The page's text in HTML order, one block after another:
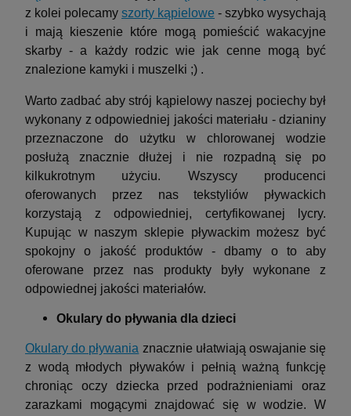
z kolei polecamy szorty kąpielowe - szybko wysychają
i mają kieszenie które mogą pomieścić wakacyjne
skarby - a każdy rodzic wie jak cenne mogą być
znalezione kamyki i muszelki ;) .
Warto zadbać aby strój kąpielowy naszej pociechy był
wykonany z odpowiedniej jakości materiału - dzianiny
przeznaczone do użytku w chlorowanej wodzie
posłużą znacznie dłużej i nie rozpadną się po
kilkukrotnym użyciu. Wszyscy producenci
oferowanych przez nas tekstyliów pływackich
korzystają z odpowiedniej, certyfikowanej lycry.
Kupując w naszym sklepie pływackim możesz być
spokojny o jakość produktów - dbamy o to aby
oferowane przez nas produkty były wykonane z
odpowiednej jakości materiałów.
Okulary do pływania dla dzieci
Okulary do pływania znacznie ułatwiają oswajanie się
z wodą młodych pływaków i pełnią ważną funkcję
chroniąc oczy dziecka przed podrażnieniami oraz
zarazkami mogącymi znajdować się w wodzie. W